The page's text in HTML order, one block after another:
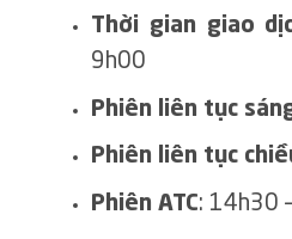
Thời gian giao
9h00
Phiên liên tục
Phiên liên tục
Phiên ATC: 14h30